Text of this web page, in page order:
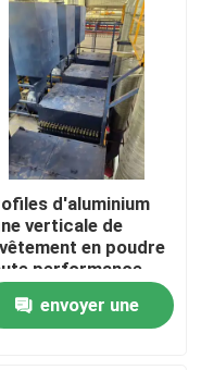
d'aluminium
verticale de
en poudre
performance
envoyer une